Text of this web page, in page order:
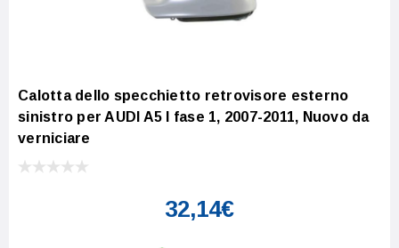
Calotta dello specchietto retrovisore esterno
sinistro per AUDI A5 I fase 1, 2007-2011, Nuovo da
verniciare
32,14€